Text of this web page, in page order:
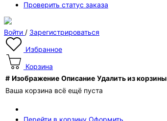
Проверить статус заказа
Войти / Зарегистрироваться
Избранное
Корзина
# Изображение Описание Удалить из корзины
Ваша корзина всё ещё пуста
Перейти в корзину Оформить